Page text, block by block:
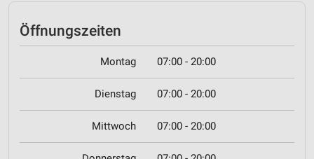
Öffnungszeiten
Montag 07:00 - 20:00
Dienstag 07:00 - 20:00
Mittwoch 07:00 - 20:00